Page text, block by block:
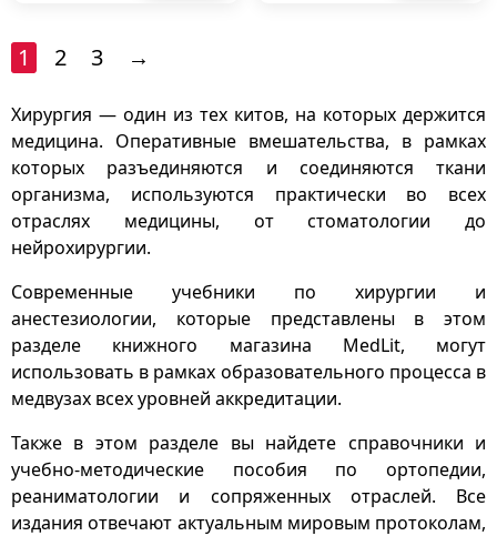
1 2 3 →
Хирургия — один из тех китов, на которых держится
медицина. Оперативные вмешательства, в рамках
которых разъединяются и соединяются ткани
организма, используются практически во всех
отраслях медицины, от стоматологии до
нейрохирургии.
Современные учебники по хирургии и
анестезиологии, которые представлены в этом
разделе книжного магазина MedLit, могут
использовать в рамках образовательного процесса в
медвузах всех уровней аккредитации.
Также в этом разделе вы найдете справочники и
учебно-методические пособия по ортопедии,
реаниматологии и сопряженных отраслей. Все
издания отвечают актуальным мировым протоколам,